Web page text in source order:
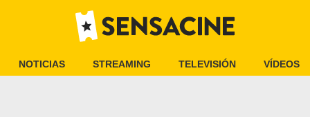
NOTICIAS STREAMING TELEVISIÓN VÍDEOS